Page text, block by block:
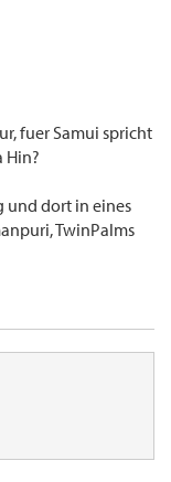
fuer Samui spricht
Hin?
und dort in eines
TwinPalms